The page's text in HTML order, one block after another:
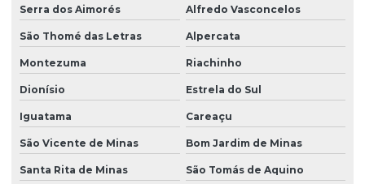
Serra dos Aimorés Alfredo Vasconcelos
São Thomé das Letras Alpercata
Montezuma Riachinho
Dionísio Estrela do Sul
Iguatama Careaçu
São Vicente de Minas Bom Jardim de Minas
Santa Rita de Minas São Tomás de Aquino